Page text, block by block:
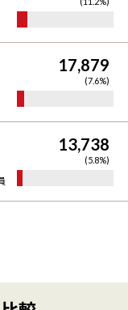
17,879
(7.6%)
13,738
(5.8%)